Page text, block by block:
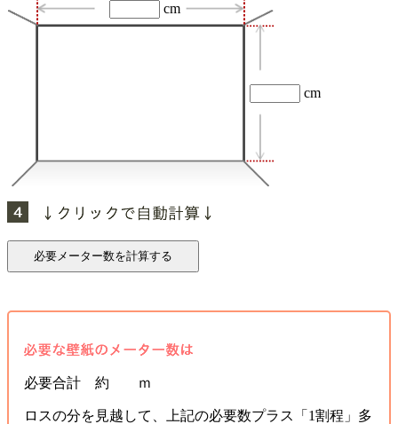
cm
cm
必要合計 約 ｍ
ロスの分を見越して、上記の必要数プラス「1割程」多